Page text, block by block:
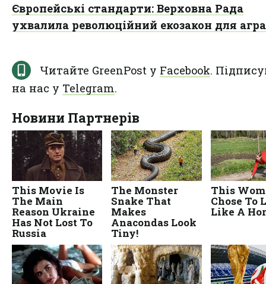
Європейські стандарти: Верховна Рада
ухвалила революційний екозакон для
Читайте GreenPost у Facebook.
на нас у Telegram.